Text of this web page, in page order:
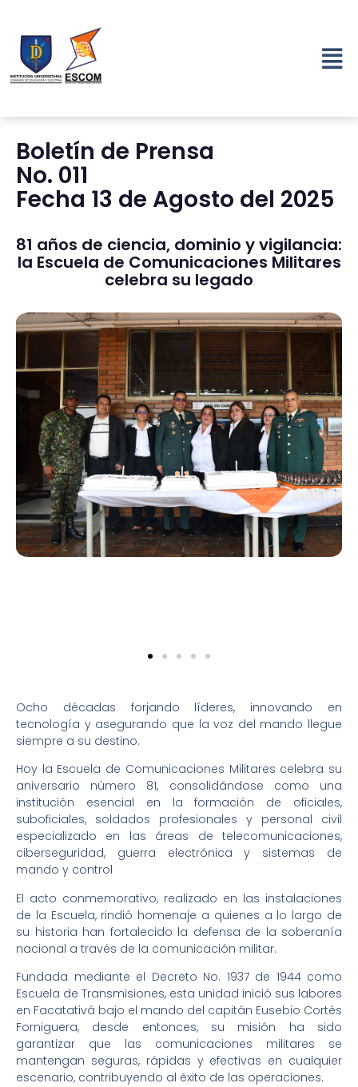
Boletín de Prensa
No. 011
Fecha 13 de Agosto del 2025
81 años de ciencia, dominio y vigilancia:
la Escuela de Comunicaciones Militares
celebra su legado
Ocho décadas forjando líderes, innovando en
tecnología y asegurando que la voz del mando llegue
siempre a su destino.
Hoy la Escuela de Comunicaciones Militares celebra su
aniversario número 81, consolidándose como una
institución esencial en la formación de oficiales,
suboficiales, soldados profesionales y personal civil
especializado en las áreas de telecomunicaciones,
ciberseguridad, guerra electrónica y sistemas de
mando y control
El acto conmemorativo, realizado en las instalaciones
de la Escuela, rindió homenaje a quienes a lo largo de
su historia han fortalecido la defensa de la soberanía
nacional a través de la comunicación militar.
Fundada mediante el Decreto No. 1937 de 1944 como
Escuela de Transmisiones, esta unidad inició sus labores
en Facatativá bajo el mando del capitán Eusebio Cortés
Forniguera, desde entonces, su misión ha sido
garantizar que las comunicaciones militares se
mantengan seguras, rápidas y efectivas en cualquier
escenario, contribuyendo al éxito de las operaciones.